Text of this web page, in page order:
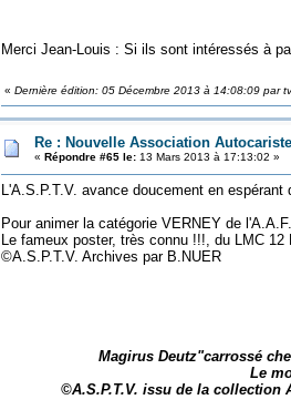
Merci Jean-Louis : Si ils sont intéressés à
« Dernière édition: 05 Décembre 2013 à 14:08:09 par
Re : Nouvelle Association
« Répondre #65 le:13 Mars 2013 à 17:13:02 »
L'A.S.P.T.V. avance doucement en
Pour animer la catégorie VERNEY de l'A.A.F.
Le fameux poster, très connu !!!, du LMC
©A.S.P.T.V. Archives par B.NUER
Magirus Deutz"carrossé
Le
©A.S.P.T.V. issu de la collection